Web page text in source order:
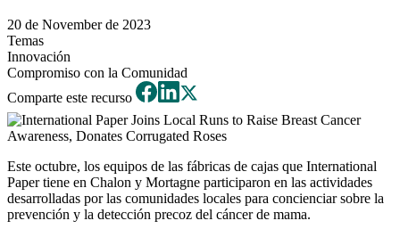
20 de November de 2023
Temas
Innovación
Compromiso con la Comunidad
Comparte este recurso
Este octubre, los equipos de las fábricas de cajas que International
Paper tiene en Chalon y Mortagne participaron en las actividades
desarrolladas por las comunidades locales para concienciar sobre la
prevención y la detección precoz del cáncer de mama.